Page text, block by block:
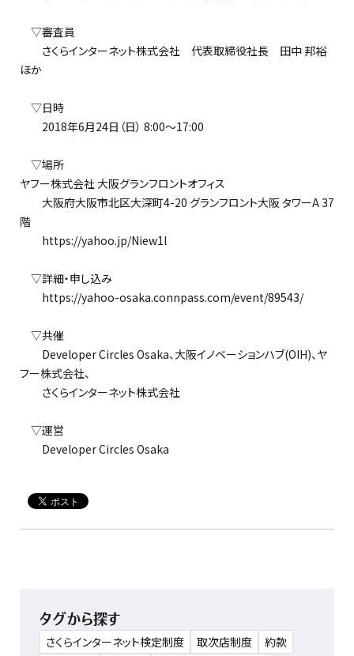
▽審査員
さくらインターネット株式会社 代表取締役社長 田中 邦裕
ほか
▽日時
2018年6月24日（日） 8:00～17:00
▽場所
ヤフー株式会社 大阪グランフロントオフィス
大阪府大阪市北区大深町4-20 グランフロント大阪 タワーA 37
階
https://yahoo.jp/Niew1l
▽詳細・申し込み
https://yahoo-osaka.connpass.com/event/89543/
▽共催
Developer Circles Osaka、大阪イノベーションハブ(OIH)、ヤ
フー株式会社、
さくらインターネット株式会社
▽運営
Developer Circles Osaka
タグから探す
さくらインターネット検定制度 取次店制度
約款